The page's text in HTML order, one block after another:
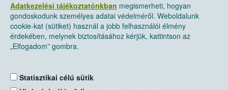
Adatkezelési tájékoztatónkban megismerheti, hogyan
gondoskodunk személyes adatai védelméről. Weboldalunk
cookie-kat (sütiket) használ a jobb felhasználói élmény
érdekében, melynek biztosításához kérjük, kattintson az
„Elfogadom” gombra.
Statisztikai célú sütik
Nemzeti Élelmiszerlánc-biztonsági Hivatal